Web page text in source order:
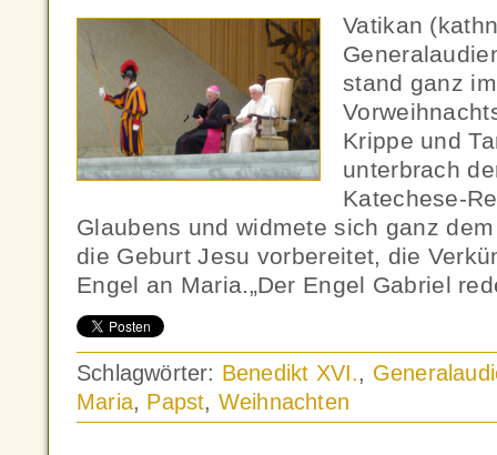
Vatikan
stand ganz
Krippe und
unterbrach
Katechese-
Glaubens und widmete sich ganz
die Geburt Jesu vorbereitet, die
Engel an Maria.„Der Engel Gabriel
Schlagwörter: Benedikt XVI.,
Maria, Papst, Weihnachten